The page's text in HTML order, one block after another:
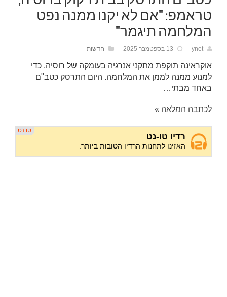
טראמפ: "אם לא יקנו ממנה נפט
המלחמה תיגמר"
ynet 13 בספטמבר 2025 חדשות
אוקראינה תוקפת מתקני אנרגיה בעומקה של רוסיה, כדי
למנוע ממנה לממן את המלחמה. היום התרסק כטב"ם
באחד מבתי…
לכתבה המלאה »